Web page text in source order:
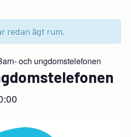
redan ägt rum.
och ungdomstelefonen